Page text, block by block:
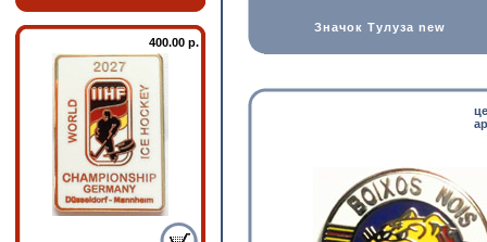
400.00 р.
Значок Тулуза new